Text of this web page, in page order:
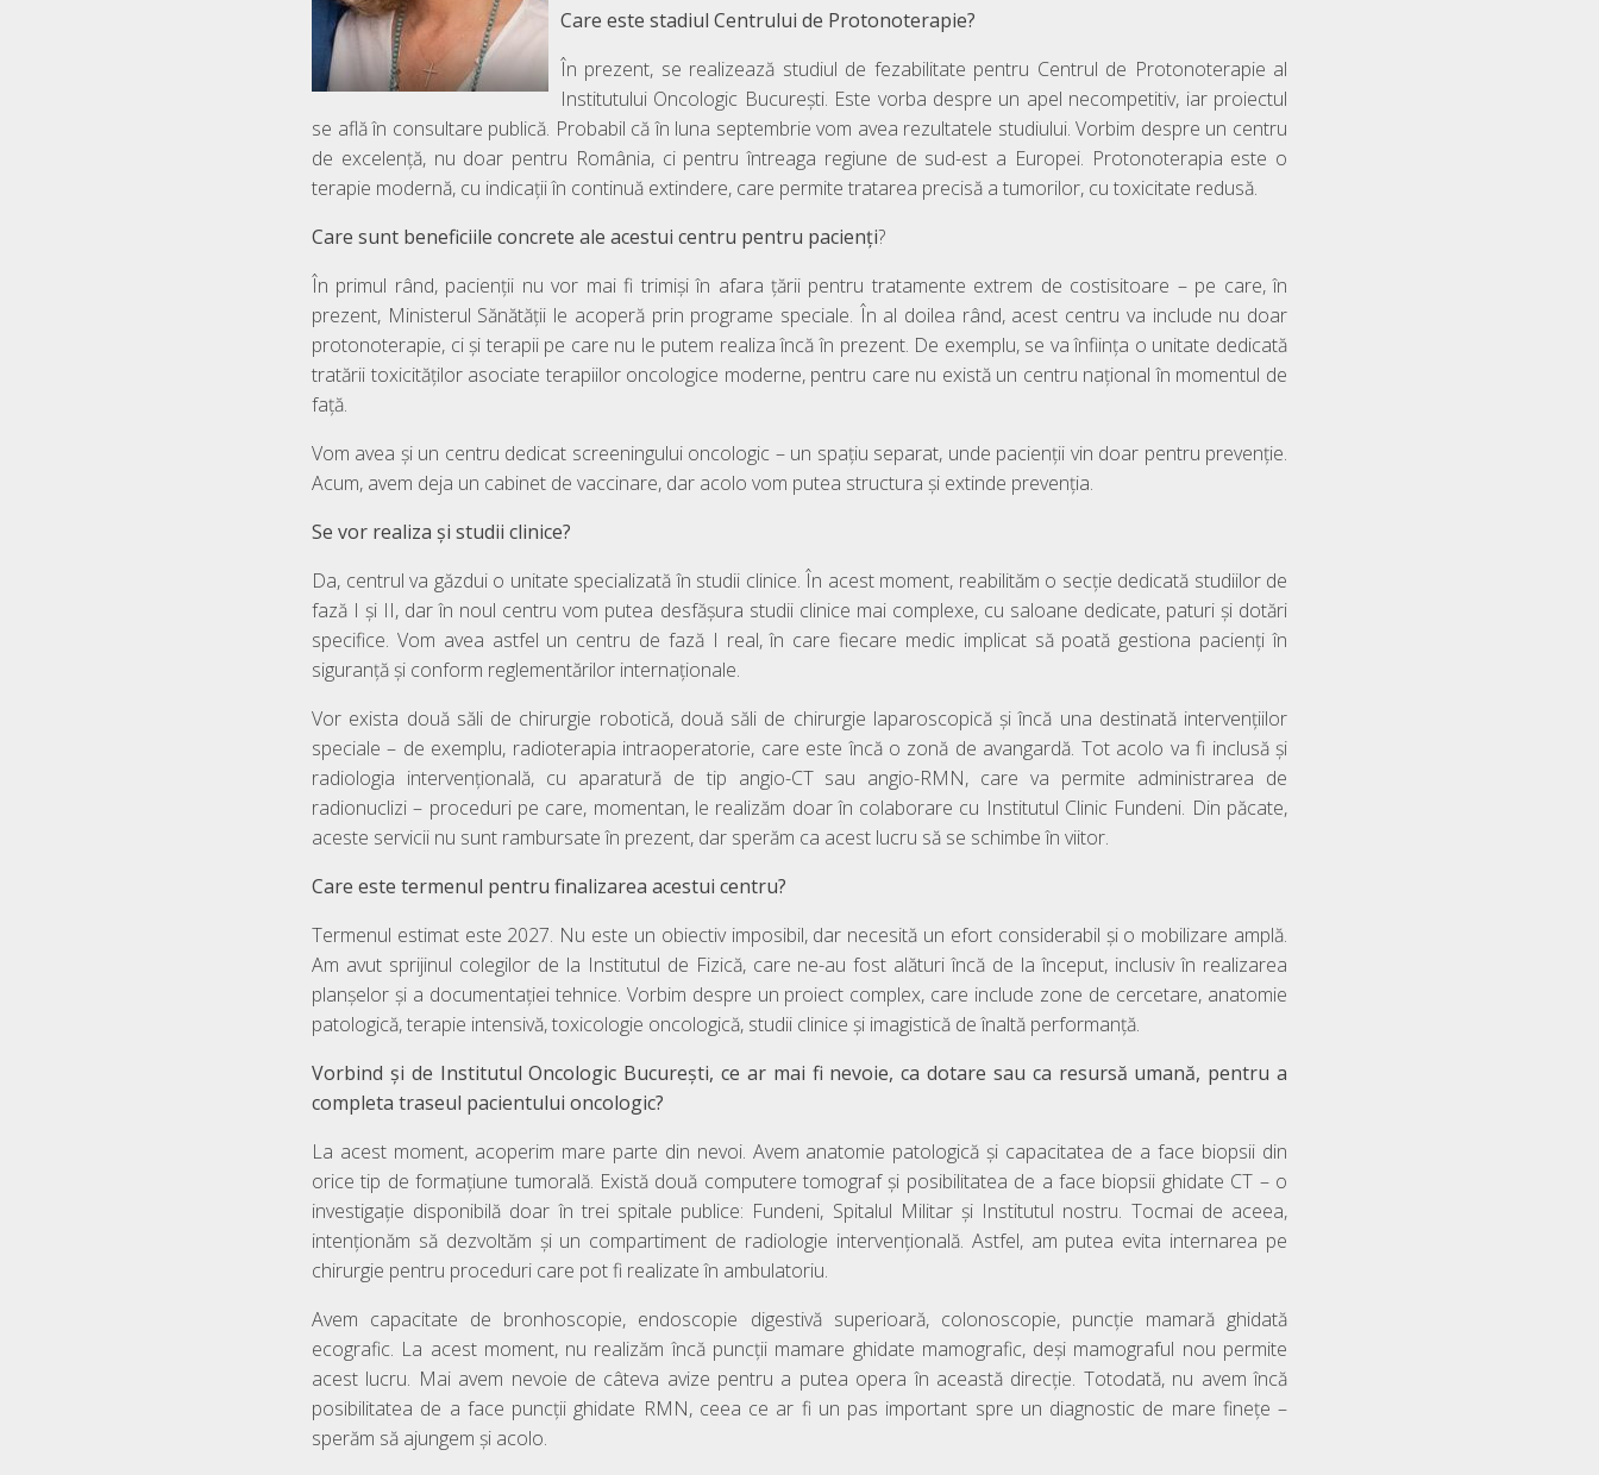
Care este stadiul Centrului de Protonoterapie?
În prezent, se realizează studiul de fezabilitate pentru Centrul de Protonoterapie al
Institutului Oncologic București. Este vorba despre un apel necompetitiv, iar proiectul
se află în consultare publică. Probabil că în luna septembrie vom avea rezultatele studiului. Vorbim despre un centru
de excelență, nu doar pentru România, ci pentru întreaga regiune de sud-est a Europei. Protonoterapia este o
terapie modernă, cu indicații în continuă extindere, care permite tratarea precisă a tumorilor, cu toxicitate redusă.
Care sunt beneficiile concrete ale acestui centru pentru pacienți?
În primul rând, pacienții nu vor mai fi trimiși în afara țării pentru tratamente extrem de costisitoare – pe care, în
prezent, Ministerul Sănătății le acoperă prin programe speciale. În al doilea rând, acest centru va include nu doar
protonoterapie, ci și terapii pe care nu le putem realiza încă în prezent. De exemplu, se va înființa o unitate dedicată
tratării toxicităților asociate terapiilor oncologice moderne, pentru care nu există un centru național în momentul de
față.
Vom avea și un centru dedicat screeningului oncologic – un spațiu separat, unde pacienții vin doar pentru prevenție.
Acum, avem deja un cabinet de vaccinare, dar acolo vom putea structura și extinde prevenția.
Se vor realiza și studii clinice?
Da, centrul va găzdui o unitate specializată în studii clinice. În acest moment, reabilităm o secție dedicată studiilor de
fază I și II, dar în noul centru vom putea desfășura studii clinice mai complexe, cu saloane dedicate, paturi și dotări
specifice. Vom avea astfel un centru de fază I real, în care fiecare medic implicat să poată gestiona pacienți în
siguranță și conform reglementărilor internaționale.
Vor exista două săli de chirurgie robotică, două săli de chirurgie laparoscopică și încă una destinată intervențiilor
speciale – de exemplu, radioterapia intraoperatorie, care este încă o zonă de avangardă. Tot acolo va fi inclusă și
radiologia intervențională, cu aparatură de tip angio-CT sau angio-RMN, care va permite administrarea de
radionuclizi – proceduri pe care, momentan, le realizăm doar în colaborare cu Institutul Clinic Fundeni. Din păcate,
aceste servicii nu sunt rambursate în prezent, dar sperăm ca acest lucru să se schimbe în viitor.
Care este termenul pentru finalizarea acestui centru?
Termenul estimat este 2027. Nu este un obiectiv imposibil, dar necesită un efort considerabil și o mobilizare amplă.
Am avut sprijinul colegilor de la Institutul de Fizică, care ne-au fost alături încă de la început, inclusiv în realizarea
planșelor și a documentației tehnice. Vorbim despre un proiect complex, care include zone de cercetare, anatomie
patologică, terapie intensivă, toxicologie oncologică, studii clinice și imagistică de înaltă performanță.
Vorbind și de Institutul Oncologic București, ce ar mai fi nevoie, ca dotare sau ca resursă umană, pentru a
completa traseul pacientului oncologic?
La acest moment, acoperim mare parte din nevoi. Avem anatomie patologică și capacitatea de a face biopsii din
orice tip de formațiune tumorală. Există două computere tomograf și posibilitatea de a face biopsii ghidate CT – o
investigație disponibilă doar în trei spitale publice: Fundeni, Spitalul Militar și Institutul nostru. Tocmai de aceea,
intenționăm să dezvoltăm și un compartiment de radiologie intervențională. Astfel, am putea evita internarea pe
chirurgie pentru proceduri care pot fi realizate în ambulatoriu.
Avem capacitate de bronhoscopie, endoscopie digestivă superioară, colonoscopie, puncție mamară ghidată
ecografic. La acest moment, nu realizăm încă puncții mamare ghidate mamografic, deși mamograful nou permite
acest lucru. Mai avem nevoie de câteva avize pentru a putea opera în această direcție. Totodată, nu avem încă
posibilitatea de a face puncții ghidate RMN, ceea ce ar fi un pas important spre un diagnostic de mare finețe –
sperăm să ajungem și acolo.